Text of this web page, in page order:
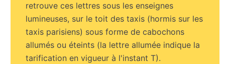
retrouve ces lettres sous les enseignes
lumineuses, sur le toit des taxis (hormis sur les
taxis parisiens) sous forme de cabochons
allumés ou éteints (la lettre allumée indique la
tarification en vigueur à l'instant T).